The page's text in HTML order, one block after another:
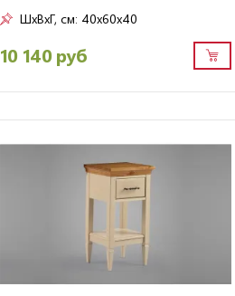
ШxВxГ, см: 40x60x40
10 140 руб